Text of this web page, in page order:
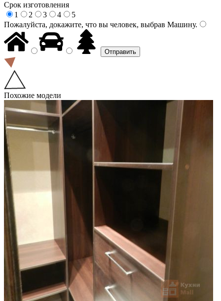
Срок изготовления
1
2 3 4
5
Пожалуйста, докажите, что вы человек, выбрав Машину.
Похожие модели